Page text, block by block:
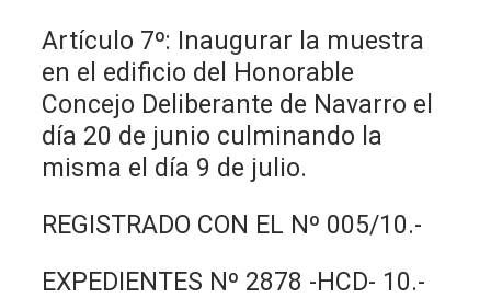
Artículo 7º: Inaugurar la muestra
en el edificio del Honorable
Concejo Deliberante de Navarro el
día 20 de junio culminando la
misma el día 9 de julio.
REGISTRADO CON EL Nº 005/10.-
EXPEDIENTES Nº 2878 -HCD- 10.-